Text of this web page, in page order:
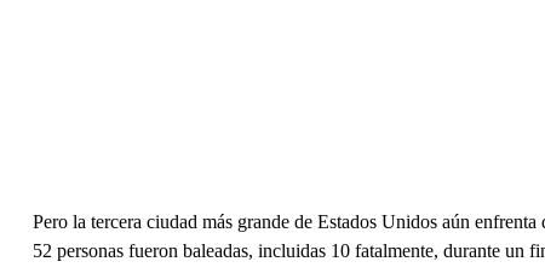
Pero la tercera ciudad más grande de Estados Unidos aún
52 personas fueron baleadas, incluidas 10 fatalmente, durante un